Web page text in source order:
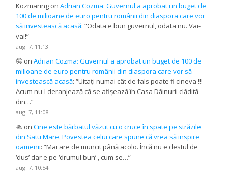
Kozmaring onAdrian Cozma: Guvernul a aprobat un buget de
100 de milioane de euro pentru românii din diaspora care vor
să investească acasă: “Odata e bun guvernul, odata nu. Vai-
vai!”
aug. 7, 11:13
🤪 onAdrian Cozma: Guvernul a aprobat un buget de 100 de
milioane de euro pentru românii din diaspora care vor să
investească acasă: “Uitați numai cât de fals poate fi cineva !!!
Acum nu-l deranjează că se afișează în Casa Dăinurii clădită
din…”
aug. 7, 11:08
🙏 onCine este bărbatul văzut cu o cruce în spate pe străzile
din Satu Mare. Povestea celui care spune că vrea să inspire
oamenii: “Mai are de muncit până acolo. Încă nu e destul de
‘dus’ dar e pe ‘drumul bun’ , cum se…”
aug. 7, 10:54